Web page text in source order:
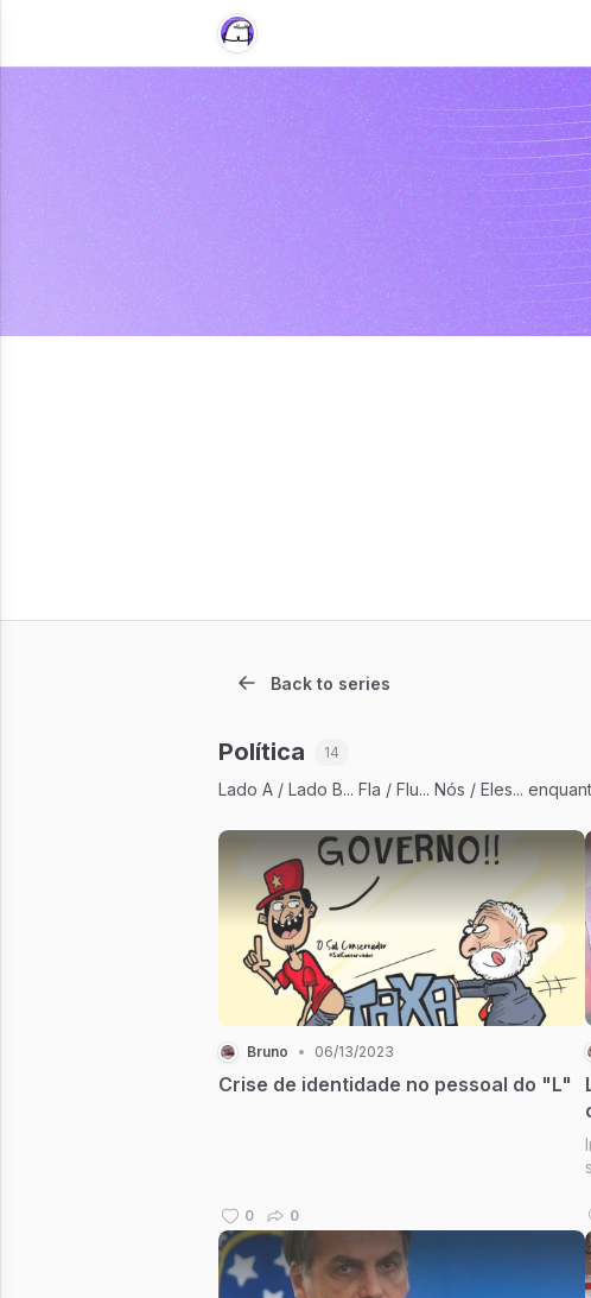
Back to series
Política 14
Lado A / Lado B... Fla / Flu... Nós / Eles...
Bruno • 06/13/2023
Crise de identidade no pessoal do "L"
0 0